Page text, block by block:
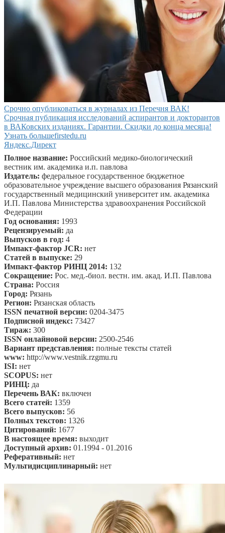
Срочно опубликоваться в журналах из Перечня ВАК!
Срочная публикация исследований аспирантов и докторантов
в ВАКовских изданиях. Гарантии. Скидки до конца месяца!
Узнать большеfirstedu.ru
Яндекс.Директ
Полное название: Российский медико-биологический
вестник им. академика и.п. павлова
Издатель: федеральное государственное бюджетное
образовательное учреждение высшего образования Рязанский
государственный медицинский университет им. академика
И.П. Павлова Министерства здравоохранения Российской
Федерации
Год основания: 1993
Рецензируемый: да
Выпусков в год: 4
Импакт-фактор JCR: нет
Статей в выпуске: 29
Импакт-фактор РИНЦ 2014: 132
Сокращение: Рос. мед.-биол. вестн. им. акад. И.П. Павлова
Страна: Россия
Город: Рязань
Регион: Рязанская область
ISSN печатной версии: 0204-3475
Подписной индекс: 73427
Тираж: 300
ISSN онлайновой версии: 2500-2546
Вариант представления: полные тексты статей
www: http://www.vestnik.rzgmu.ru
ISI: нет
SCOPUS: нет
РИНЦ: да
Перечень ВАК: включен
Всего статей: 1359
Всего выпусков: 56
Полных текстов: 1326
Цитирований: 1677
В настоящее время: выходит
Доступный архив: 01.1994 - 01.2016
Реферативный: нет
Мультидисциплинарный: нет